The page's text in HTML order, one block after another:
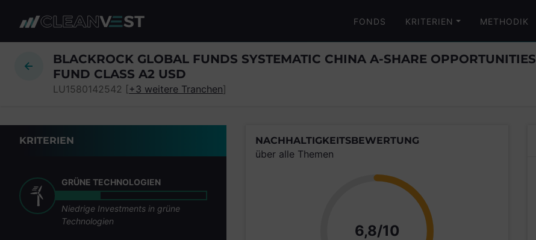
FONDS KRITERIEN METHODIK
BLACKROCK GLOBAL FUNDS SYSTEMATIC CHINA A-SHARE OPPORTUNITIES
FUND CLASS A2 USD
LU1580142542 [+3 weitere Tranchen]
KRITERIEN
GRÜNE TECHNOLOGIEN
Niedrige Investments in grüne
Technologien
NACHHALTIGKEITSBEWERTUNG
über alle Themen
6,8/10 Punkte